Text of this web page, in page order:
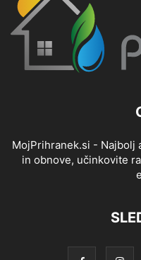
MojPrihranek.si - Najbolj
in obnove, učinkovite